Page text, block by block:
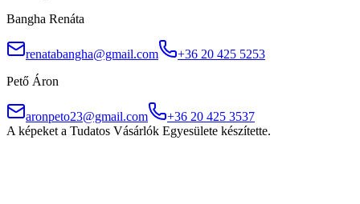
Bangha Renáta
renatabangha@gmail.com
+36 20 425 5253
Pető Áron
aronpeto23@gmail.com
+36 20 425 3537
A képeket a Tudatos Vásárlók Egyesülete készítette.